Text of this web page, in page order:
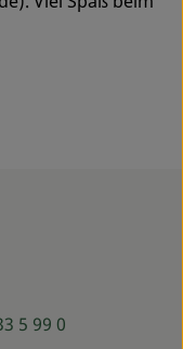
5 99 0